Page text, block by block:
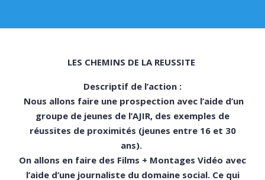
LES CHEMINS DE LA REUSSITE
Descriptif de l’action :
Nous allons faire une prospection avec l’aide d’un
groupe de jeunes de l’AJIR, des exemples de
réussites de proximités (jeunes entre 16 et 30
ans).
On allons en faire des Films + Montages Vidéo avec
l’aide d’une journaliste du domaine social. Ce qui